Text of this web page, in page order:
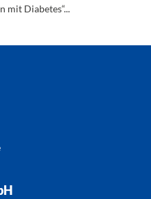
mit Diabetes“...